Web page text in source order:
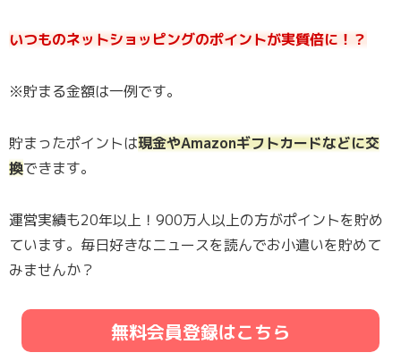
いつものネットショッピングのポイントが実質倍に！？
※貯まる金額は一例です。
貯まったポイントは現金やAmazonギフトカードなどに交
換できます。
運営実績も20年以上！900万人以上の方がポイントを貯め
ています。毎日好きなニュースを読んでお小遣いを貯めて
みませんか？
無料会員登録はこちら